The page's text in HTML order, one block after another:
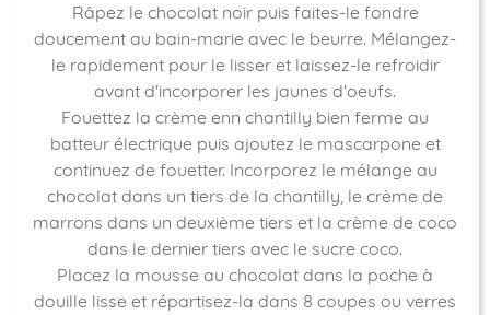
Râpez le chocolat noir puis faites-le fondre
doucement au bain-marie avec le beurre. Mélangez-
le rapidement pour le lisser et laissez-le refroidir
avant d'incorporer les jaunes d'oeufs.
Fouettez la crème enn chantilly bien ferme au
batteur électrique puis ajoutez le mascarpone et
continuez de fouetter. Incorporez le mélange au
chocolat dans un tiers de la chantilly, le crème de
marrons dans un deuxième tiers et la crème de coco
dans le dernier tiers avec le sucre coco.
Placez la mousse au chocolat dans la poche à
douille lisse et répartisez-la dans 8 coupes ou verres